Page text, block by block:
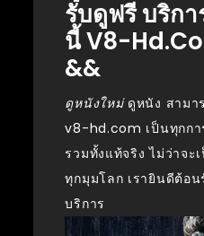
รับดูฟรี บริกา
นี้ V8-
&&
ดูหนังใหม่ดูหนัง สามา
v8-hd.com เป็นทุกกา
รวมทั้งแท้จริง ไม่ว่าจะ
ทุกมุมโลก เรายินดีต้อ
บริการ